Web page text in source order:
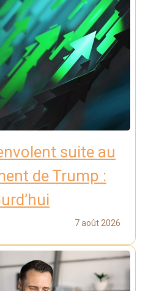
suite au
de Trump :
7 août 2026